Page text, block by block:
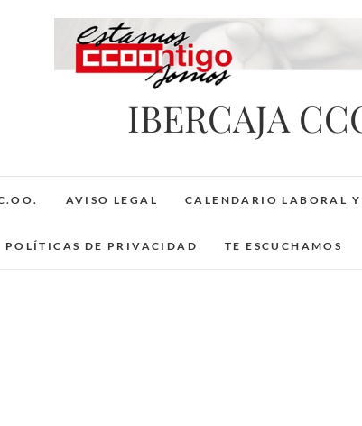
IBERCAJA
AVISO LEGAL CALENDARIO LABORAL
POLÍTICAS DE PRIVACIDAD TE ESCUCHAMOS